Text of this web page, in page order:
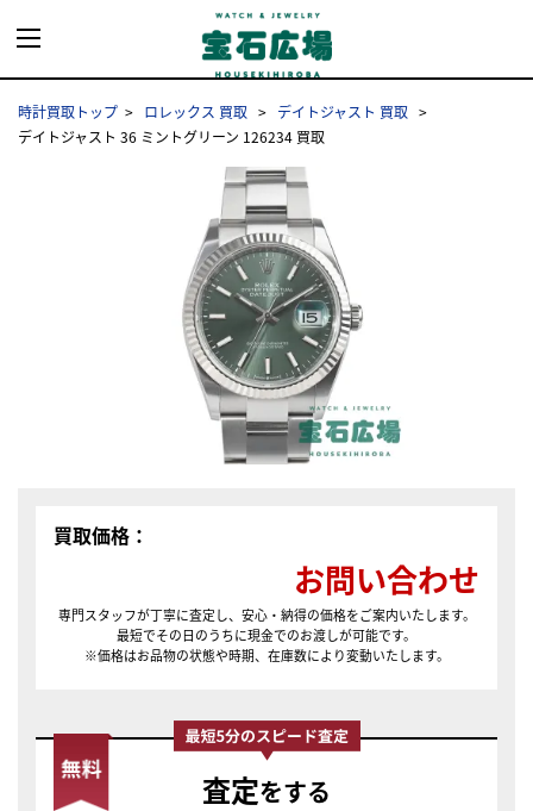
時計買取トップ ロレックス 買取
デイトジャスト 買取
デイトジャスト 36 ミントグリーン 126234 買取
買取価格：
お問い合わせ
専門スタッフが丁寧に査定し、安心・納得の価格をご案内いたします。
最短でその日のうちに現金でのお渡しが可能です。
※価格はお品物の状態や時期、在庫数により変動いたします。
査定をする